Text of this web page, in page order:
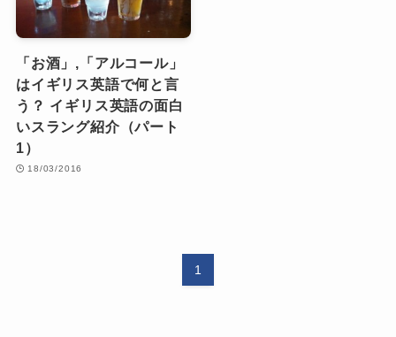
「お酒」,「アルコール」
はイギリス英語で何と言
う？ イギリス英語の面白
いスラング紹介（パート
1）
18/03/2016
1